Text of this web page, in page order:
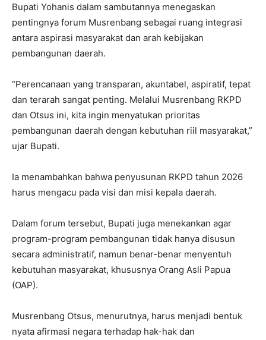
Bupati Yohanis dalam sambutannya menegaskan
pentingnya forum Musrenbang sebagai ruang integrasi
antara aspirasi masyarakat dan arah kebijakan
pembangunan daerah.
“Perencanaan yang transparan, akuntabel, aspiratif, tepat
dan terarah sangat penting. Melalui Musrenbang RKPD
dan Otsus ini, kita ingin menyatukan prioritas
pembangunan daerah dengan kebutuhan riil masyarakat,”
ujar Bupati.
Ia menambahkan bahwa penyusunan RKPD tahun 2026
harus mengacu pada visi dan misi kepala daerah.
Dalam forum tersebut, Bupati juga menekankan agar
program-program pembangunan tidak hanya disusun
secara administratif, namun benar-benar menyentuh
kebutuhan masyarakat, khususnya Orang Asli Papua
(OAP).
Musrenbang Otsus, menurutnya, harus menjadi bentuk
nyata afirmasi negara terhadap hak-hak dan